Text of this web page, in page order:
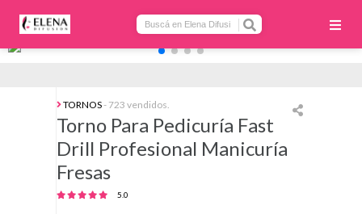
TORNOS- 723 vendidos.
Torno Para Pedicuría Fast
Drill Profesional Manicuría
Fresas
5.0